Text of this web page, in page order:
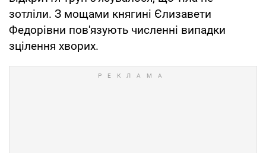
зотліли. З мощами княгині Єлизавети
Федорівни пов'язують численні випадки
зцілення хворих.